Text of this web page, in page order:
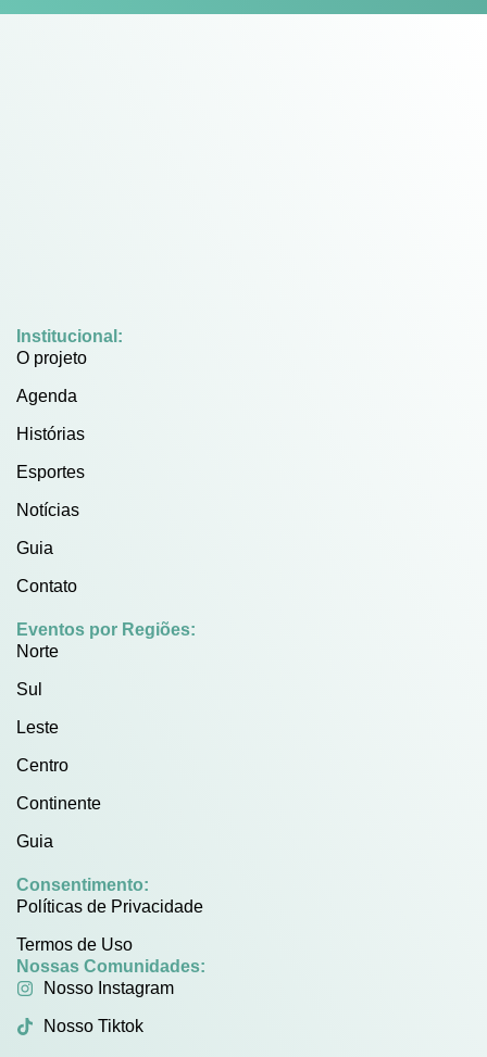
Institucional:
O projeto
Agenda
Histórias
Esportes
Notícias
Guia
Contato
Eventos por Regiões:
Norte
Sul
Leste
Centro
Continente
Guia
Consentimento:
Políticas de Privacidade
Termos de Uso
Nossas Comunidades:
Nosso Instagram
Nosso Tiktok